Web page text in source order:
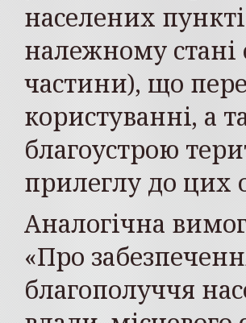
населених
належному стані
частини), що
користуванні, а
благоустрою
прилеглу до цих
Аналогічна
«Про
благополуччя